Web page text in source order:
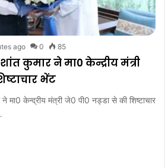
ago 0 85
कुमार ने मा0 केन्द्रीय मंत्री
भेंट
ने मा0 केन्द्रीय मंत्री जे0 पी0 नड्डा से की शिष्टाचार